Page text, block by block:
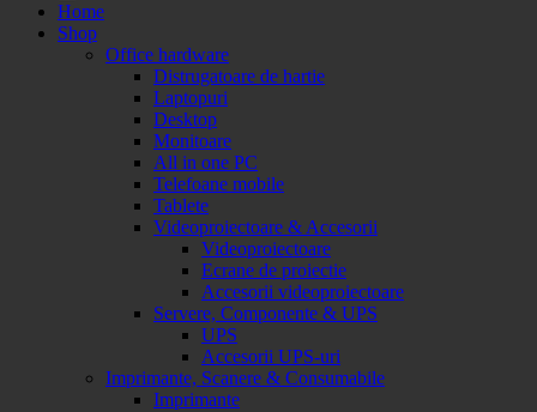
Home
Shop
Office hardware
Distrugatoare de hartie
Laptopuri
Desktop
Monitoare
All in one PC
Telefoane mobile
Tablete
Videoproiectoare & Accesorii
Videoproiectoare
Ecrane de proiectie
Accesorii videoproiectoare
Servere, Componente & UPS
UPS
Accesorii UPS-uri
Imprimante, Scanere & Consumabile
Imprimante